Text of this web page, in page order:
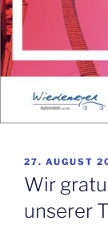
AM
27. AUGUST
Wir
unserer